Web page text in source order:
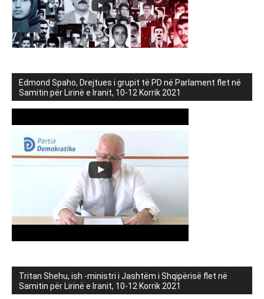
Edmond Spaho, Drejtues i grupit të PD në Parlament flet në
Samitin për Lirinë e Iranit, 10-12 Korrik 2021
Tritan Shehu, ish -ministri i Jashtëm i Shqipërisë flet në
Samitin për Lirinë e Iranit, 10-12 Korrik 2021